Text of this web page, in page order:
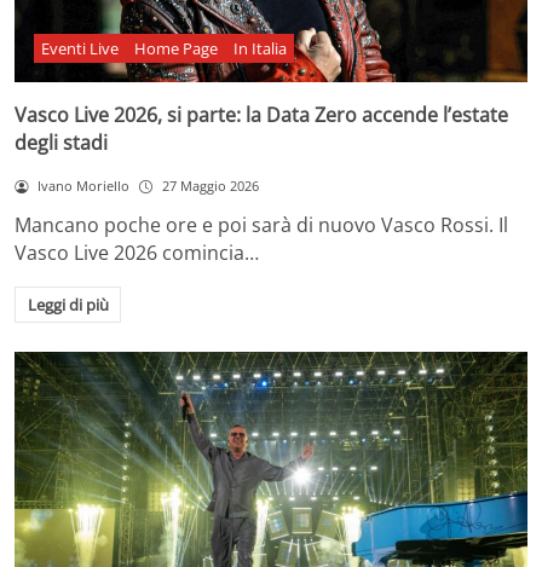
Eventi Live Home Page In Italia
Vasco Live 2026, si parte: la Data Zero accende l’estate
degli stadi
Ivano Moriello 27 Maggio 2026
Mancano poche ore e poi sarà di nuovo Vasco Rossi. Il
Vasco Live 2026 comincia…
Leggi di più